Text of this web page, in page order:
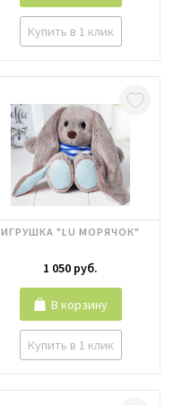
Купить в 1 клик
ИГРУШКА "LU МОРЯЧОК"
1 050 руб.
Купить в 1 клик
В корзину